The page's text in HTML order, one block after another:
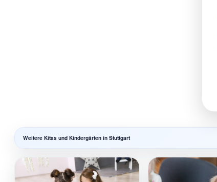
Weitere Kitas und Kindergärten in Stuttgart